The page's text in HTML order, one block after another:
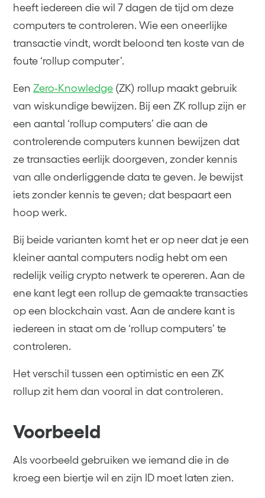
heeft iedereen die wil 7 dagen de tijd om deze
computers te controleren. Wie een oneerlijke
transactie vindt, wordt beloond ten koste van de
foute ‘rollup computer’.
EenZero-Knowledge (ZK) rollup maakt gebruik
van wiskundige bewijzen. Bij een ZK rollup zijn er
een aantal ‘rollup computers’ die aan de
controlerende computers kunnen bewijzen dat
ze transacties eerlijk doorgeven, zonder kennis
van alle onderliggende data te geven. Je bewijst
iets zonder kennis te geven; dat bespaart een
hoop werk.
Bij beide varianten komt het er op neer dat je een
kleiner aantal computers nodig hebt om een
redelijk veilig crypto netwerk te opereren. Aan de
ene kant legt een rollup de gemaakte transacties
op een blockchain vast. Aan de andere kant is
iedereen in staat om de ‘rollup computers’ te
controleren.
Het verschil tussen een optimistic en een ZK
rollup zit hem dan vooral in dat controleren.
Voorbeeld
Als voorbeeld gebruiken we iemand die in de
kroeg een biertje wil en zijn ID moet laten zien.